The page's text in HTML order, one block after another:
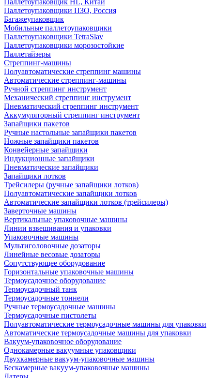
Паллетоупаковщик HL, Китай
Паллетоупаковщики ПЗО, Россия
Багажеупаковщик
Мобильные паллетоупаковщики
Паллетоупаковщики TetraSlav
Паллетоупаковщики морозостойкие
Паллетайзеры
Стреппинг-машины
Полуавтоматические стреппинг машины
Автоматические стреппинг-машины
Ручной стреппинг инструмент
Механический стреппинг инструмент
Пневматический стреппинг инструмент
Аккумуляторный стреппинг инструмент
Запайщики пакетов
Ручные настольные запайщики пакетов
Ножные запайщики пакетов
Конвейерные запайщики
Индукционные запайщики
Пневматические запайщики
Запайщики лотков
Трейсилеры (ручные запайщики лотков)
Полуавтоматические запайщики лотков
Автоматические запайщики лотков (трейсилеры)
Заверточные машины
Вертикальные упаковочные машины
Линии взвешивания и упаковки
Упаковочные машины
Мультиголовочные дозаторы
Линейные весовые дозаторы
Сопутствующее оборудование
Горизонтальные упаковочные машины
Термоусадочное оборудование
Термоусадочный танк
Термоусадочные тоннели
Ручные термоусадочные машины
Термоусадочные пистолеты
Полуавтоматические термоусадочные машины для упаковки
Автоматические термоусадочные машины для упаковки
Вакуум-упаковочное оборудование
Однокамерные вакуумные упаковщики
Двухкамерные вакуум-упаковочные машины
Бескамерные вакуум-упаковочные машины
Датеры